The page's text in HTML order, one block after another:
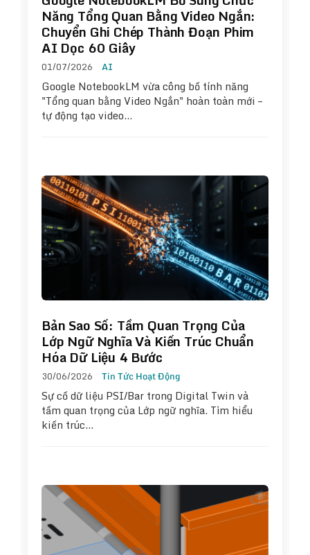
Năng Tổng Quan Bằng Video Ngắn:
Chuyển Ghi Chép Thành Đoạn Phim
AI Dọc 60 Giây
01/07/2026 AI
Google NotebookLM vừa công bố tính năng
"Tổng quan bằng Video Ngắn" hoàn toàn mới –
tự động tạo video…
Bản Sao Số: Tầm Quan Trọng Của
Lớp Ngữ Nghĩa Và Kiến Trúc Chuẩn
Hóa Dữ Liệu 4 Bước
30/06/2026 Tin Tức Hoạt Động
Sự cố dữ liệu PSI/Bar trong Digital Twin và
tầm quan trọng của Lớp ngữ nghĩa. Tìm hiểu
kiến trúc…